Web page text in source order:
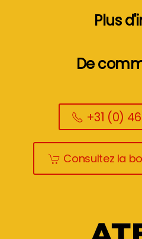
Plus
De
+31 (0)
Consultez la